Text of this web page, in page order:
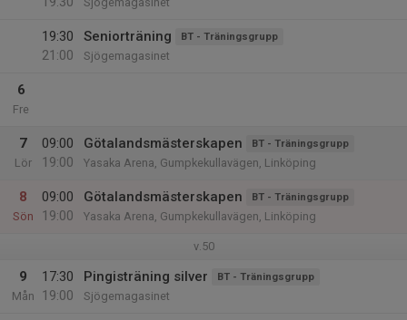
19:30
21:00
Seniorträning BT - Träningsgrupp
Sjögemagasinet
6
Fre
7
Lör
09:00
19:00
Götalandsmästerskapen BT - Träningsgrupp
Yasaka Arena, Gumpkekullavägen, Linköping
8
Sön
09:00
19:00
Götalandsmästerskapen BT - Träningsgrupp
Yasaka Arena, Gumpkekullavägen, Linköping
v.50
9
Mån
17:30
19:00
Pingisträning silver BT - Träningsgrupp
Sjögemagasinet